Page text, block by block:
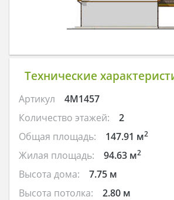
Технические
Артикул
4M1457
Количество этажей:
2
Общая площадь:
147.91 м2
Жилая площадь: 94.63 м2
Высота дома:
7.75 м
Высота потолка:
2.80 м